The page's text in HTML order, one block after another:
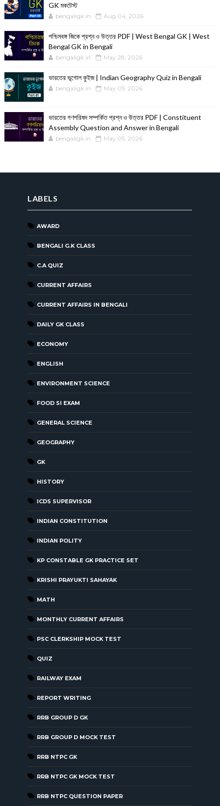
GK মকটেস্ট
bengaligk.in Aug 04, 2026
পশ্চিমবঙ্গ জিকে প্রশ্ন ও উত্তর PDF | West Bengal GK | West
Bengal GK in Bengali
bengaligk.in May 28, 2026
ভারতের ভূগোল কুইজ | Indian Geography Quiz in Bengali
bengaligk.in May 05, 2026
ভারতের গণপরিষদ সম্পর্কিত প্রশ্ন ও উত্তর PDF | Constituent
Assembly Question and Answer in Bengali
bengaligk.in May 05, 2026
LABELS
AWARD
BENGALI G.K CLASS
C.A QUIZ
CURRENT AFFAIRS
CURRENT AFFAIRS IN BENGALI
DAILY GK CLASS
ECONOMY
ENGLISH
ENVIRONMENT SCIENCE
FOOD SI EXAM
GENERAL SCIENCE
GEOGRAPHY
GK
HISTORY
ICDS SUPERVISOR
INDIAN CONSTITUTION
INDIAN POLITY
KP CONSTABLE GK PRACTICE SET
KRISHI PRAYUKTI SAHAYAK
MATH
MONTHLY CURRENT AFFAIRS
PSC CLERKSHIP MOCK TEST
QUIZ
RAILWAY EXAM
REPORT WRITING
RRB GROUP D GK
RRB GROUP D MOCK TEST
RRB NTPC GK
RRB NTPC GK MOCK TEST
RRB NTPC QUESTION PAPER